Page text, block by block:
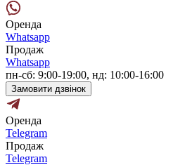
Оренда
Whatsapp
Продаж
Whatsapp
пн-сб: 9:00-19:00, нд: 10:00-16:00
Замовити дзвінок
Оренда
Telegram
Продаж
Telegram